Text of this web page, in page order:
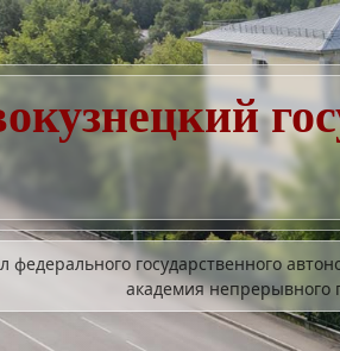
федерального государственного
академия непрерывного